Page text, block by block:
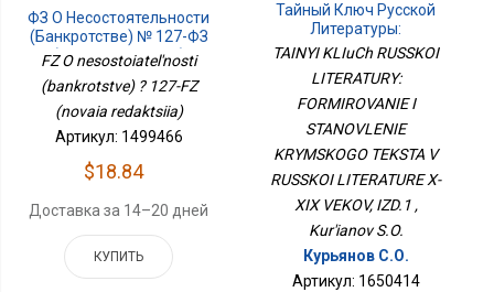
ФЗ О Несостоятельности
(банкротстве) № 127-ФЗ
(новая Редакция)
FZ O nesostoiatel'nosti
(bankrotstve) ? 127-FZ
(novaia redaktsiia)
Артикул: 1499466
$18.84
Доставка за 14–20 дней
КУПИТЬ
Тайный Ключ Русской
Литературы:
Формирование И
Текста В Русской
Литературе X-XIX Веков,
ИЗД.1
TAINYI KLIuCh RUSSKOI
LITERATURY:
FORMIROVANIE I
STANOVLENIE
KRYMSKOGO TEKSTA V
RUSSKOI LITERATURE X-
XIX VEKOV, IZD.1 ,
Kur'ianov S.O.
Курьянов С.О.
Артикул: 1650414